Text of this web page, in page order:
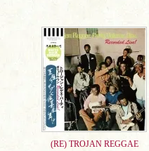
(RE) TROJAN REGGAE